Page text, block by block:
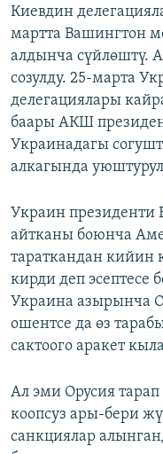
Киевдин
мартта Вашингтон
алдынча сүйлөштү.
созулду. 25-марта
делегациялары
баары АКШ
Украинадагы
алкагында
Украин
айтканы боюнча
тараткандан
кирди деп эсептесе
Украина азырынча
ошентсе да өз
сактоого аракет
Ал эми Орусия
коопсуз ары-бери
санкциялар